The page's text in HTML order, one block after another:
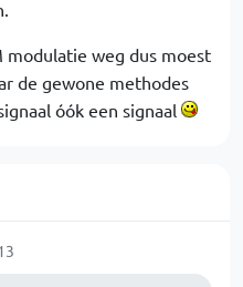
modulatie weg dus moest
de gewone methodes
óók een signaal